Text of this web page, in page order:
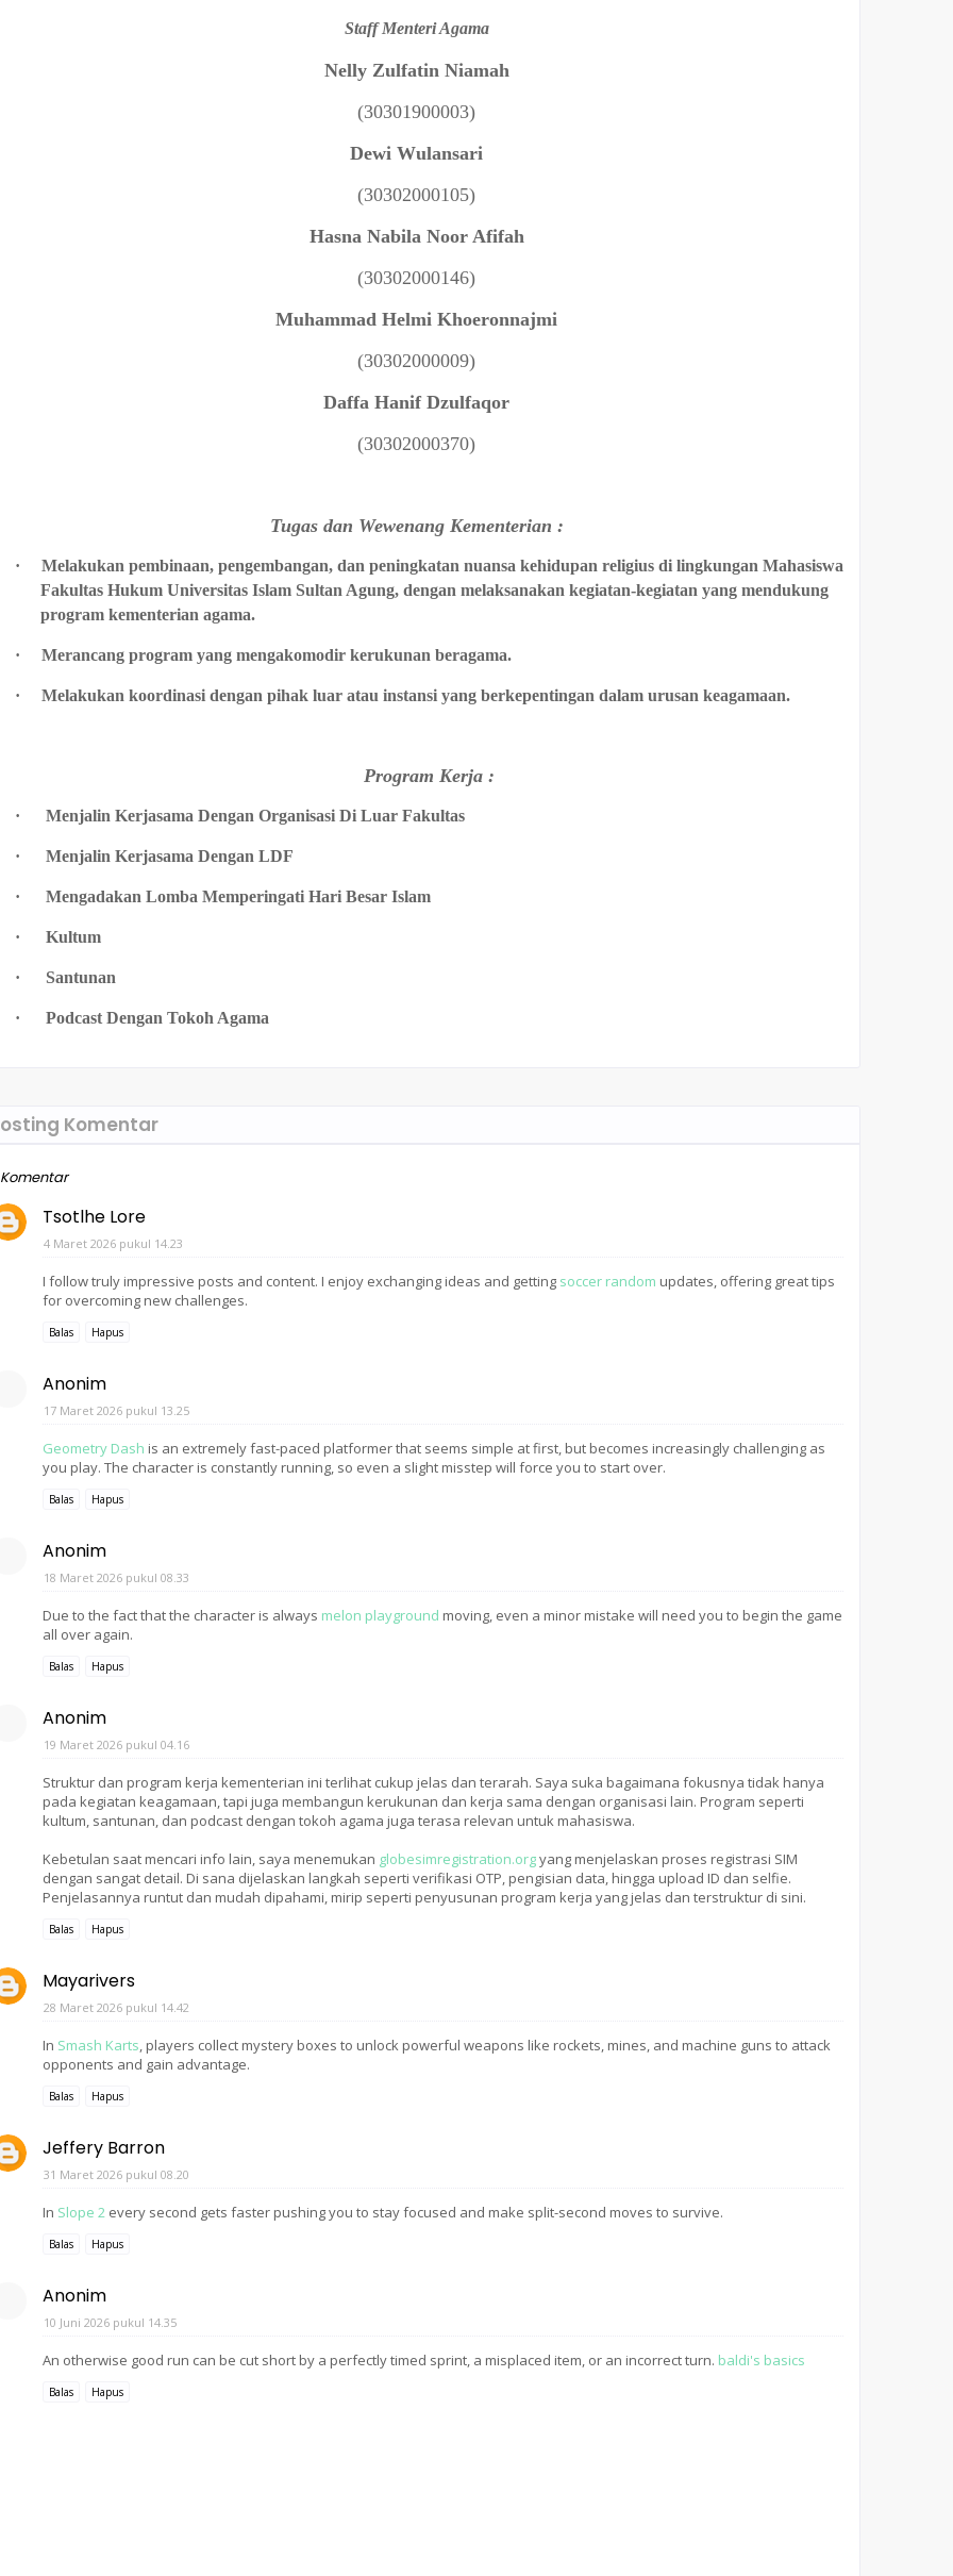
Staff Menteri Agama
Nelly Zulfatin Niamah
(30301900003)
Dewi Wulansari
(30302000105)
Hasna Nabila Noor Afifah
(30302000146)
Muhammad Helmi Khoeronnajmi
(30302000009)
Daffa Hanif Dzulfaqor
(30302000370)
Tugas dan Wewenang Kementerian :
·
Melakukan pembinaan, pengembangan, dan peningkatan nuansa kehidupan religius di lingkungan Mahasiswa
Fakultas Hukum Universitas Islam Sultan Agung, dengan melaksanakan kegiatan-kegiatan yang mendukung
program kementerian agama.
· Merancang program yang mengakomodir kerukunan beragama.
· Melakukan koordinasi dengan pihak luar atau instansi yang berkepentingan dalam urusan keagamaan.
Program Kerja :
· Menjalin Kerjasama Dengan Organisasi Di Luar Fakultas
· Menjalin Kerjasama Dengan LDF
· Mengadakan Lomba Memperingati Hari Besar Islam
· Kultum
· Santunan
· Podcast Dengan Tokoh Agama
Komentar
Tsotlhe Lore
4 Maret 2026 pukul 14.23
I follow truly impressive posts and content. I enjoy exchanging ideas and getting soccer random updates, offering great tips
for overcoming new challenges.
Balas Hapus
Anonim
17 Maret 2026 pukul 13.25
Geometry Dash is an extremely fast-paced platformer that seems simple at first, but becomes increasingly challenging as
you play. The character is constantly running, so even a slight misstep will force you to start over.
Balas Hapus
Anonim
18 Maret 2026 pukul 08.33
Due to the fact that the character is always melon playground moving, even a minor mistake will need you to begin the game
all over again.
Balas Hapus
Anonim
19 Maret 2026 pukul 04.16
Struktur dan program kerja kementerian ini terlihat cukup jelas dan terarah. Saya suka bagaimana fokusnya tidak hanya
pada kegiatan keagamaan, tapi juga membangun kerukunan dan kerja sama dengan organisasi lain. Program seperti
kultum, santunan, dan podcast dengan tokoh agama juga terasa relevan untuk mahasiswa.
Kebetulan saat mencari info lain, saya menemukan globesimregistration.orgyang menjelaskan proses registrasi SIM
dengan sangat detail. Di sana dijelaskan langkah seperti verifikasi OTP, pengisian data, hingga upload ID dan selfie.
Penjelasannya runtut dan mudah dipahami, mirip seperti penyusunan program kerja yang jelas dan terstruktur di sini.
Balas Hapus
Mayarivers
28 Maret 2026 pukul 14.42
In Smash Karts, players collect mystery boxes to unlock powerful weapons like rockets, mines, and machine guns to attack
opponents and gain advantage.
Balas Hapus
Jeffery Barron
31 Maret 2026 pukul 08.20
In Slope 2 every second gets faster pushing you to stay focused and make split-second moves to survive.
Balas Hapus
Anonim
10 Juni 2026 pukul 14.35
An otherwise good run can be cut short by a perfectly timed sprint, a misplaced item, or an incorrect turn. baldi's basics
Balas Hapus